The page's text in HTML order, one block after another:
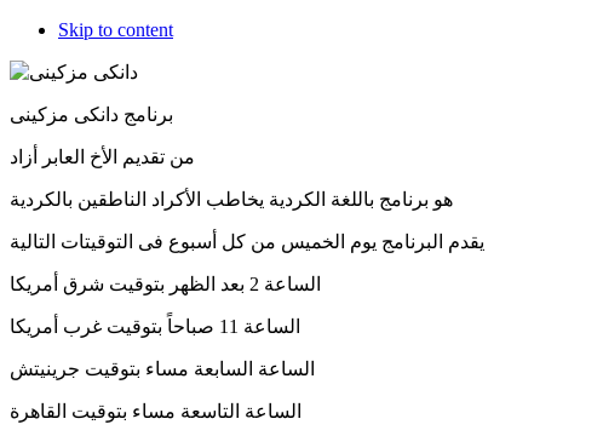
Skip to content
برنامج دانكى مزكينى
من تقديم الأخ العابر أزاد
هو برنامج باللغة الكردية يخاطب الأكراد الناطقين بالكردية
يقدم البرنامج يوم الخميس من كل أسبوع فى التوقيتات التالية
الساعة 2 بعد الظهر بتوقيت شرق أمريكا
الساعة 11 صباحاً بتوقيت غرب أمريكا
الساعة السابعة مساء بتوقيت جرينيتش
الساعة التاسعة مساء بتوقيت القاهرة